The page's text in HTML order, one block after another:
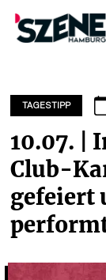
springenTAGESTIPP
10.07. |
Club-
gefeiert